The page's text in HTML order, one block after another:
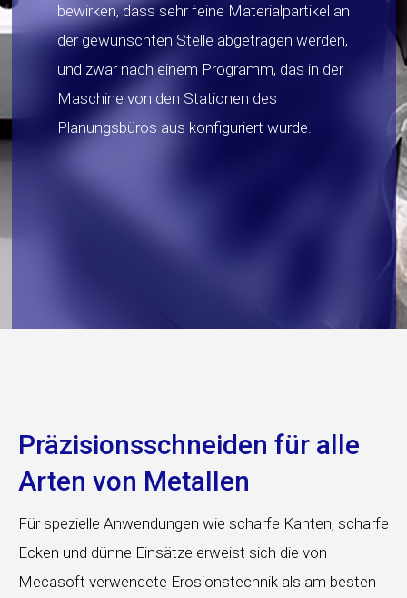
bewirken, dass sehr feine Materialpartikel an
der gewünschten Stelle abgetragen werden,
und zwar nach einem Programm, das in der
Maschine von den Stationen des
Planungsbüros aus konfiguriert wurde.
Präzisionsschneiden für alle
Arten von Metallen
Für spezielle Anwendungen wie scharfe Kanten, scharfe
Ecken und dünne Einsätze erweist sich die von
Mecasoft verwendete Erosionstechnik als am besten